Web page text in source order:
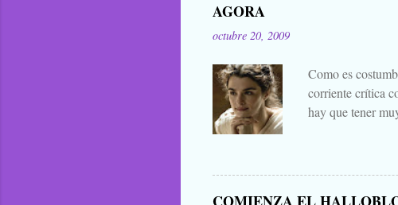
AGORA
octubre 20, 2009
Como es
corriente crítica
hay que tener
decir cuando